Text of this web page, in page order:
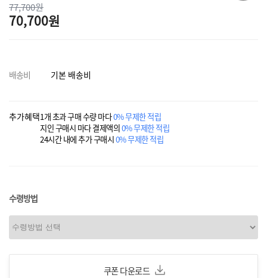
77,700원
70,700원
배송비 기본 배송비
추가혜택1개 초과 구매 수량 마다0% 무제한 적립
지인 구매시 마다 결제액의0% 무제한 적립
24시간 내에 추가 구매시0% 무제한 적립
수령방법
쿠폰 다운로드